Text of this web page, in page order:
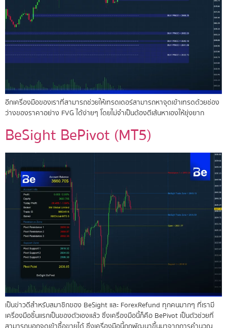
อีกเครื่องมือของเราที่สามารถช่วยให้เทรดเดอร์สามารถหาจุดเข้าเทรดด้วยช่อง
ว่างของราคาอย่าง FVG ได้ง่ายๆ โดยไม่จำเป็นต้องตีเส้นหาเองให้ยุ่งยาก
BeSight BePivot (MT5)
เป็นข่าวดีสำหรับสมาชิกของ BeSight และ ForexRefund ทุกคนมากๆ ที่เรามี
เครื่องมือชิ้นแรกเป็นของตัวเองแล้ว ซึ่งเครื่องมือนี้ก็คือ BePivot เป็นตัวช่วยที่